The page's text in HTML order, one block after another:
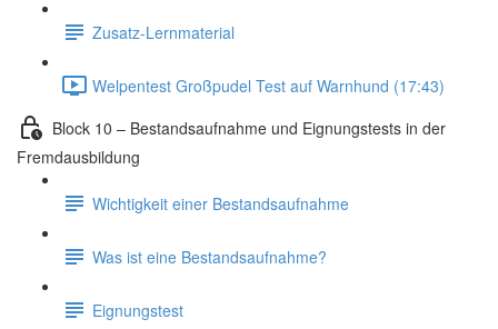
Zusatz-Lernmaterial
Welpentest Großpudel Test auf Warnhund (17:43)
Block 10 – Bestandsaufnahme und Eignungstests in der
Fremdausbildung
Wichtigkeit einer Bestandsaufnahme
Was ist eine Bestandsaufnahme?
Eignungstest